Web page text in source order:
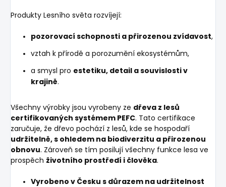
Produkty Lesního světa rozvíjejí:
pozorovací schopnosti a přirozenou zvídavost,
vztah k přírodě a porozumění ekosystémům,
a smysl pro estetiku, detail a souvislosti v
krajině.
Všechny výrobky jsou vyrobeny ze dřeva z lesů
certifikovaných systémem PEFC. Tato certifikace
zaručuje, že dřevo pochází z lesů, kde se hospodaří
udržitelně, s ohledem na biodiverzitu a přirozenou
obnovu. Zároveň se tím posilují všechny funkce lesa ve
prospěch životního prostředí i člověka.
Vyrobeno v Česku s důrazem na udržitelnost